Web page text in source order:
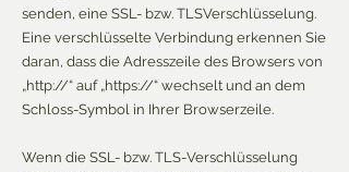
senden, eine SSL- bzw. TLSVerschlüsselung.
Eine verschlüsselte Verbindung erkennen Sie
daran, dass die Adresszeile des Browsers von
„http://“ auf „https://“ wechselt und an dem
Schloss-Symbol in Ihrer Browserzeile.
Wenn die SSL- bzw. TLS-Verschlüsselung